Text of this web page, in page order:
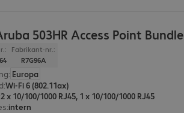
503HR Access Point Bundle
Fabrikant-nr.:
R7G96A
: Europa
:Wi-Fi 6 (802.11ax)
2 x 10/100/1000 RJ45, 1 x 10/100/1000 RJ45
:intern